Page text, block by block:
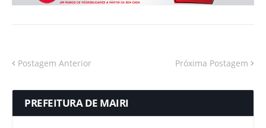
Postagem Anterior Próxima Postagem
PREFEITURA DE MAIRI